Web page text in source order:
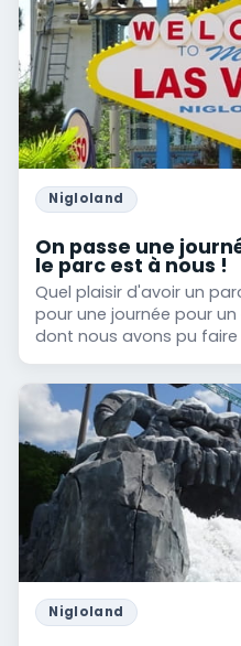
Nigloland
On passe une
le parc est à nous !
Quel plaisir d'avoir un
pour une journée pour
dont nous avons pu
Nigloland